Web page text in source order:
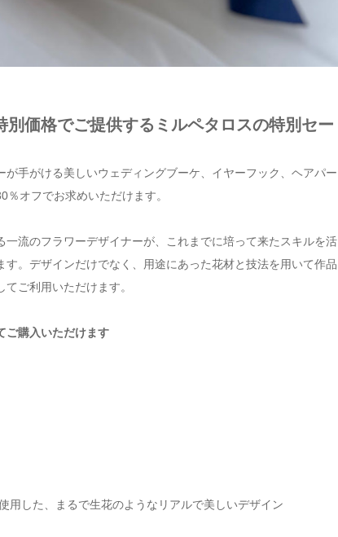
価格でご提供するミルペタロスの特別セー
手がける美しいウェディングブーケ、イヤーフック、ヘアパー
オフでお求めいただけます。
流のフラワーデザイナーが、これまでに培って来たスキルを活
。デザインだけでなく、用途にあった花材と技法を用いて作品
ご利用いただけます。
ご購入いただけます
用した、まるで生花のようなリアルで美しいデザイン